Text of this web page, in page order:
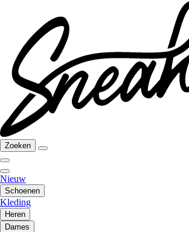
Zoeken
Nieuw
Schoenen
Kleding
Heren
Dames